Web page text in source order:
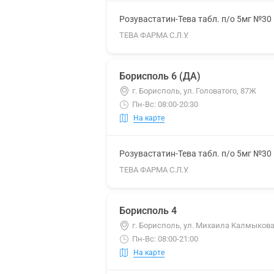
Розувастатин-Тева табл. п/о 5мг №30
ТЕВА ФАРМА С.Л.У.
Борисполь 6 (ДА)
г. Борисполь, ул. Головатого, 87Ж
Пн-Вс: 08:00-20:30
На карте
Розувастатин-Тева табл. п/о 5мг №30
ТЕВА ФАРМА С.Л.У.
Борисполь 4
г. Борисполь, ул. Михаила
Пн-Вс: 08:00-21:00
На карте